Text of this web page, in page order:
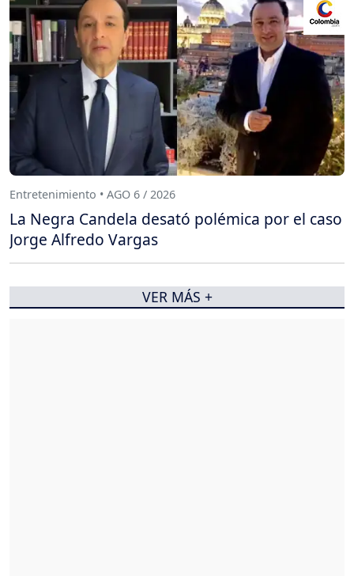
Entretenimiento • AGO 6 / 2026
La Negra Candela desató polémica por el caso
Jorge Alfredo Vargas
VER MÁS +